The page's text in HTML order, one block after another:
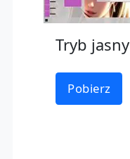
Tryb jasny
Pobierz